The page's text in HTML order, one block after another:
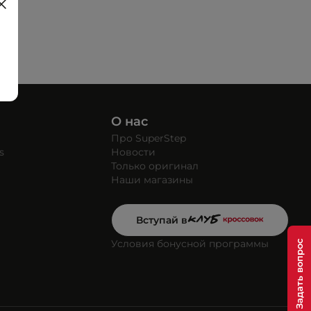
О нас
Про SuperStep
Новости
Только оригинал
Наши магазины
Вступай в
Условия бонусной программы